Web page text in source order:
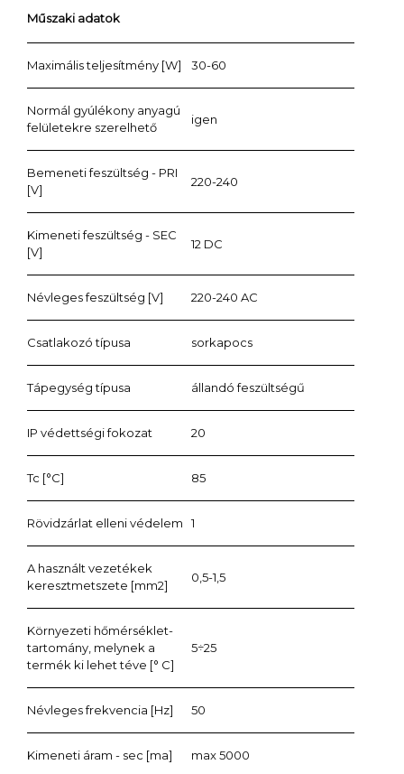
Műszaki adatok
Maximális teljesítmény [W] 30-60
Normál gyúlékony anyagú
felületekre szerelhető
igen
Bemeneti feszültség - PRI
[V]
220-240
Kimeneti feszültség - SEC
[V]
12 DC
Névleges feszültség [V] 220-240 AC
Csatlakozó típusa sorkapocs
Tápegység típusa állandó feszültségű
IP védettségi fokozat 20
Tc [°C] 85
Rövidzárlat elleni védelem 1
A használt vezetékek
keresztmetszete [mm2]
0,5-1,5
Környezeti hőmérséklet-
tartomány, melynek a
termék ki lehet téve [° C]
5÷25
Névleges frekvencia [Hz] 50
Kimeneti áram - sec [ma] max 5000